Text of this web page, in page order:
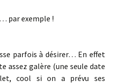
par exemple !
parfois à désirer… En effet
assez galère (une seule date
cool si on a prévu ses